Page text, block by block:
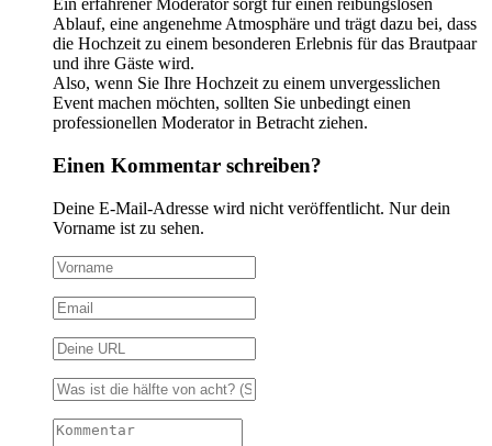
Ein erfahrener Moderator sorgt für einen reibungslosen
Ablauf, eine angenehme Atmosphäre und trägt dazu bei, dass
die Hochzeit zu einem besonderen Erlebnis für das Brautpaar
und ihre Gäste wird.
Also, wenn Sie Ihre Hochzeit zu einem unvergesslichen
Event machen möchten, sollten Sie unbedingt einen
professionellen Moderator in Betracht ziehen.
Einen Kommentar schreiben?
Deine E-Mail-Adresse wird nicht veröffentlicht. Nur dein
Vorname ist zu sehen.